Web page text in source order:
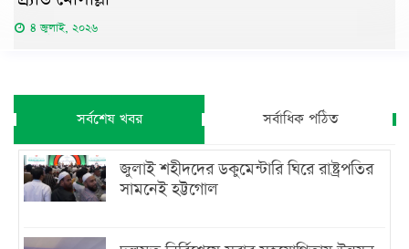
৪ জুলাই, ২০২৬
সর্বশেষ খবর সর্বাধিক পঠিত
জুলাই শহীদদের ডকুমেন্টারি ঘিরে রাষ্ট্রপতির
সামনেই হট্টগোল